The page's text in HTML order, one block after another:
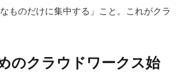
ものだけに集中する」こと。これがクラ
のクラウドワークス始